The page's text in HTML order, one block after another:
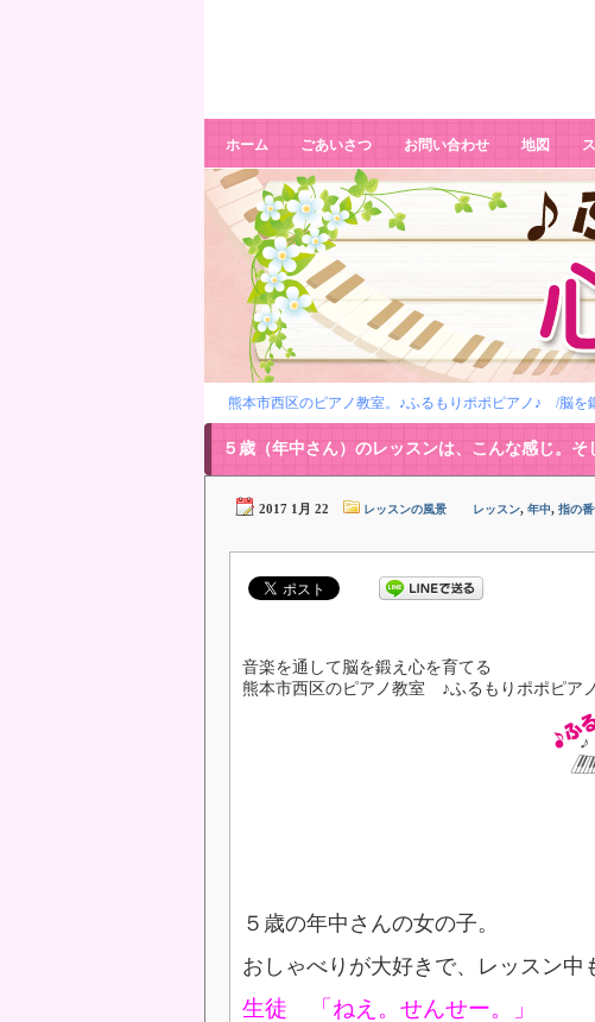
ホーム ごあいさつ お問い合わせ 地図
熊本市西区のピアノ教室。♪ふるもりポポピアノ♪ /脳を
５歳（年中さん）のレッスンは、こんな感じ。そ
2017 1月 22 レッスンの風景 レッスン, 年中, 指の
音楽を通して脳を鍛え心を育てる
熊本市西区のピアノ教室 ♪ふるもりポポピア
５歳の年中さんの女の子。
おしゃべりが大好きで、レッスン中
生徒 「ねえ。せんせー。」